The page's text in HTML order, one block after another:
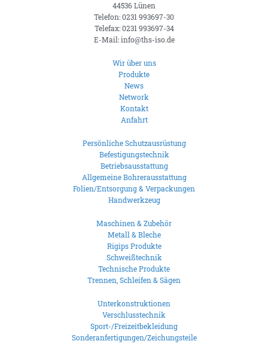
44536 Lünen
Telefon: 0231 993697-30
Telefax: 0231 993697-34
E-Mail: info@ths-iso.de
Wir über uns
Produkte
News
Network
Kontakt
Anfahrt
Persönliche Schutzausrüstung
Befestigungstechnik
Betriebsausstattung
Allgemeine Bohrerausstattung
Folien/Entsorgung & Verpackungen
Handwerkzeug
Maschinen & Zubehör
Metall & Bleche
Rigips Produkte
Schweißtechnik
Technische Produkte
Trennen, Schleifen & Sägen
Unterkonstruktionen
Verschlusstechnik
Sport-/Freizeitbekleidung
Sonderanfertigungen/Zeichungsteile